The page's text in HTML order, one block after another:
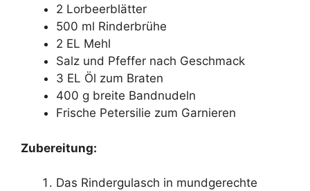
2 Lorbeerblätter
500 ml Rinderbrühe
2 EL Mehl
Salz und Pfeffer nach Geschmack
3 EL Öl zum Braten
400 g breite Bandnudeln
Frische Petersilie zum Garnieren
Zubereitung:
Das Rindergulasch in mundgerechte